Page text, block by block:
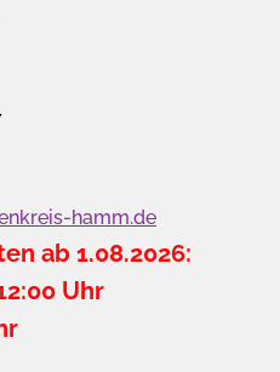
hamm.de
ab 1.08.2026:
Uhr